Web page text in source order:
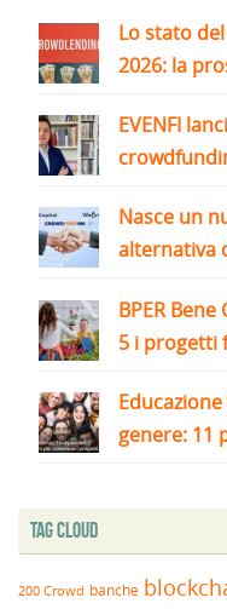
Lo stato
2026: la
EVENFI
Nasce un
alternativa
BPER
5 i progetti
genere: 11
Tag Cloud
200 Crowd banche